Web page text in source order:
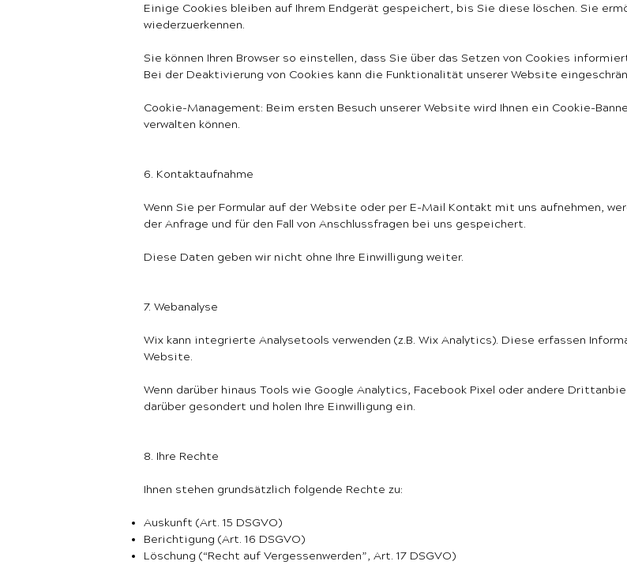
Einige Cookies bleiben auf Ihrem Endgerät gespeichert, bis Sie diese löschen. Sie
wiederzuerkennen.
Sie können Ihren Browser so einstellen, dass Sie über das Setzen von Cookies
Bei der Deaktivierung von Cookies kann die Funktionalität unserer Website
Cookie-Management: Beim ersten Besuch unserer Website wird Ihnen ein Cookie-
verwalten können.
6. Kontaktaufnahme
Wenn Sie per Formular auf der Website oder per E-Mail Kontakt mit uns aufnehmen,
der Anfrage und für den Fall von Anschlussfragen bei uns gespeichert.
Diese Daten geben wir nicht ohne Ihre Einwilligung weiter.
7. Webanalyse
Wix kann integrierte Analysetools verwenden (z.B. Wix Analytics). Diese erfassen
Website.
Wenn darüber hinaus Tools wie Google Analytics, Facebook Pixel oder andere
darüber gesondert und holen Ihre Einwilligung ein.
8. Ihre Rechte
Ihnen stehen grundsätzlich folgende Rechte zu:
Auskunft (Art. 15 DSGVO)
Berichtigung (Art. 16 DSGVO)
Löschung (“Recht auf Vergessenwerden”, Art. 17 DSGVO)